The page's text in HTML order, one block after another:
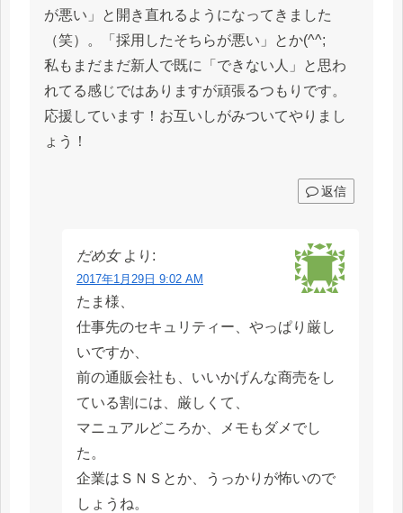
が悪い」と開き直れるようになってきました
（笑）。「採用したそちらが悪い」とか(^^;
私もまだまだ新人で既に「できない人」と思わ
れてる感じではありますが頑張るつもりです。
応援しています！お互いしがみついてやりまし
ょう！
返信
だめ女 より:
2017年1月29日 9:02 AM
たま様、
仕事先のセキュリティー、やっぱり厳し
いですか、
前の通販会社も、いいかげんな商売をし
ている割には、厳しくて、
マニュアルどころか、メモもダメでし
た。
企業はＳＮＳとか、うっかりが怖いので
しょうね。